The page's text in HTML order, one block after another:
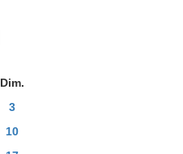
Dim.
3
10